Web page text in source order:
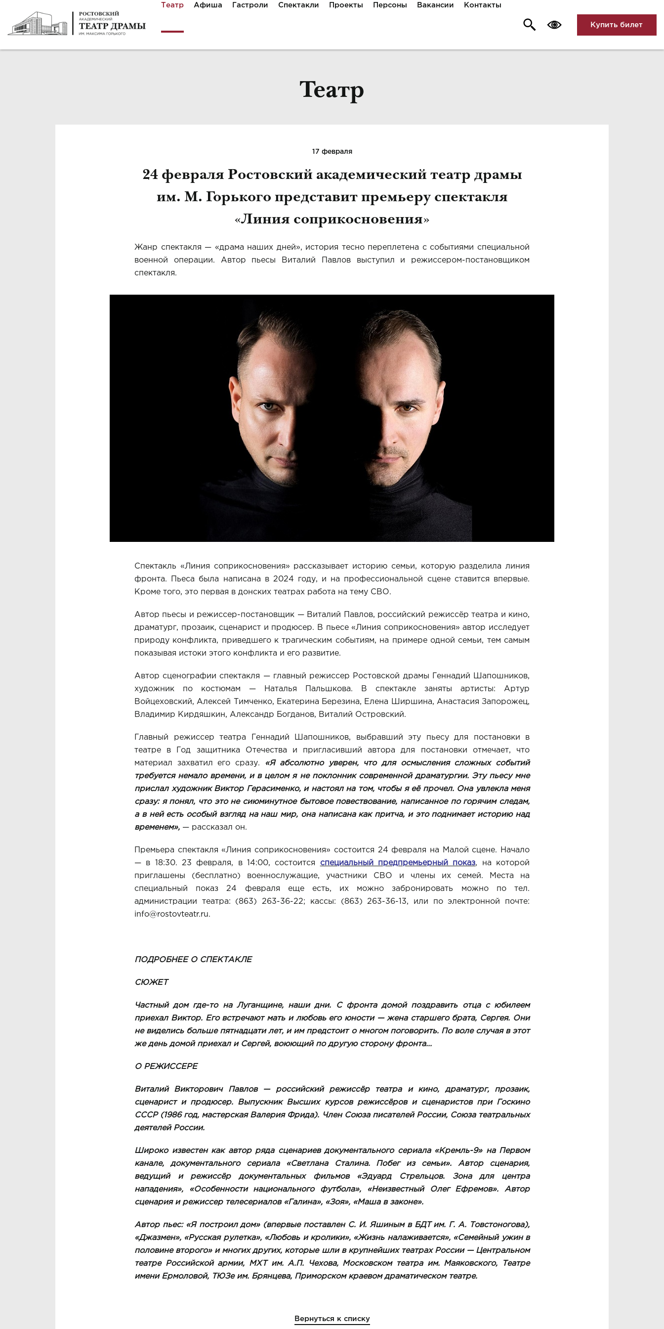
Театр Афиша Гастроли Спектакли Проекты Персоны Вакансии Контакты
Купить билет
Театр
17 февраля
24 февраля Ростовский академический театр драмы
им. М. Горького представит премьеру спектакля
«Линия соприкосновения»
Жанр спектакля — «драма наших дней», история тесно переплетена с событиями специальной
военной операции. Автор пьесы Виталий Павлов выступил и режиссером-постановщиком
спектакля.
Спектакль «Линия соприкосновения» рассказывает историю семьи, которую разделила линия
фронта. Пьеса была написана в 2024 году, и на профессиональной сцене ставится впервые.
Кроме того, это первая в донских театрах работа на тему СВО.
Автор пьесы и режиссер-постановщик — Виталий Павлов, российский режиссёр театра и кино,
драматург, прозаик, сценарист и продюсер. В пьесе «Линия соприкосновения» автор исследует
природу конфликта, приведшего к трагическим событиям, на примере одной семьи, тем самым
показывая истоки этого конфликта и его развитие.
Автор сценографии спектакля — главный режиссер Ростовской драмы Геннадий Шапошников,
художник по костюмам — Наталья Пальшкова. В спектакле заняты артисты: Артур
Войцеховский, Алексей Тимченко, Екатерина Березина, Елена Ширшина, Анастасия Запорожец,
Владимир Кирдяшкин, Александр Богданов, Виталий Островский.
Главный режиссер театра Геннадий Шапошников, выбравший эту пьесу для постановки в
театре в Год защитника Отечества и пригласивший автора для постановки отмечает, что
материал захватил его сразу. «Я абсолютно уверен, что для осмысления сложных событий
требуется немало времени, и в целом я не поклонник современной драматургии. Эту пьесу мне
прислал художник Виктор Герасименко, и настоял на том, чтобы я её прочел. Она увлекла меня
сразу: я понял, что это не сиюминутное бытовое повествование, написанное по горячим следам,
а в ней есть особый взгляд на наш мир, она написана как притча, и это поднимает историю над
временем», — рассказал он.
Премьера спектакля «Линия соприкосновения» состоится 24 февраля на Малой сцене. Начало
— в 18:30. 23 февраля, в 14:00, состоится специальный предпремьерный показ, на которой
приглашены (бесплатно) военнослужащие, участники СВО и члены их семей. Места на
специальный показ 24 февраля еще есть, их можно забронировать можно по тел.
администрации театра: (863) 263-36-22; кассы: (863) 263-36-13, или по электронной почте:
info@rostovteatr.ru.
ПОДРОБНЕЕ О СПЕКТАКЛЕ
СЮЖЕТ
Частный дом где-то на Луганщине, наши дни. С фронта домой поздравить отца с юбилеем
приехал Виктор. Его встречают мать и любовь его юности — жена старшего брата, Сергея. Они
не виделись больше пятнадцати лет, и им предстоит о многом поговорить. По воле случая в этот
же день домой приехал и Сергей, воюющий по другую сторону фронта...
О РЕЖИССЕРЕ
Виталий Викторович Павлов — российский режиссёр театра и кино, драматург, прозаик,
сценарист и продюсер. Выпускник Высших курсов режиссёров и сценаристов при Госкино
СССР (1986 год, мастерская Валерия Фрида). Член Союза писателей России, Союза театральных
деятелей России.
Широко известен как автор ряда сценариев документального сериала «Кремль-9» на Первом
канале, документального сериала «Светлана Сталина. Побег из семьи». Автор сценария,
ведущий и режиссёр документальных фильмов «Эдуард Стрельцов. Зона для центра
нападения», «Особенности национального футбола», «Неизвестный Олег Ефремов». Автор
сценария и режиссер телесериалов «Галина», «Зоя», «Маша в законе».
Автор пьес: «Я построил дом» (впервые поставлен С. И. Яшиным в БДТ им. Г. А. Товстоногова),
«Джазмен», «Русская рулетка», «Любовь и кролики», «Жизнь налаживается», «Семейный ужин в
половине второго» и многих других, которые шли в крупнейших театрах России — Центральном
театре Российской армии, МХТ им. А.П. Чехова, Московском театра им. Маяковского, Театре
имени Ермоловой, ТЮЗе им. Брянцева, Приморском краевом драматическом театре.
Вернуться к списку